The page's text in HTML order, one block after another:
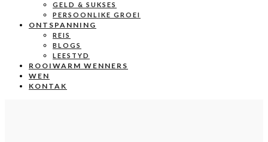
GELD & SUKSES
PERSOONLIKE GROEI
ONTSPANNING
REIS
BLOGS
LEESTYD
ROOIWARM WENNERS
WEN
KONTAK